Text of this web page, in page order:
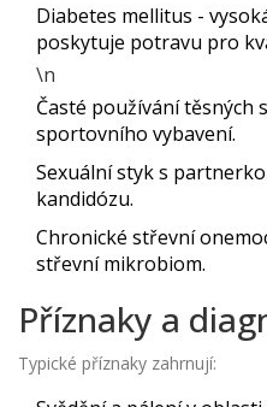
Diabetes mellitus -
poskytuje potravu pro
\n
Časté používání těsných
sportovního vybavení.
Sexuální styk s
kandidózu.
Chronické střevní
střevní mikrobiom.
Příznaky a
Typické příznaky zahrnují: